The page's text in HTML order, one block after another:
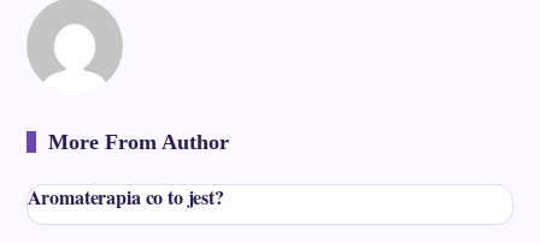
More From Author
Aromaterapia co to jest?